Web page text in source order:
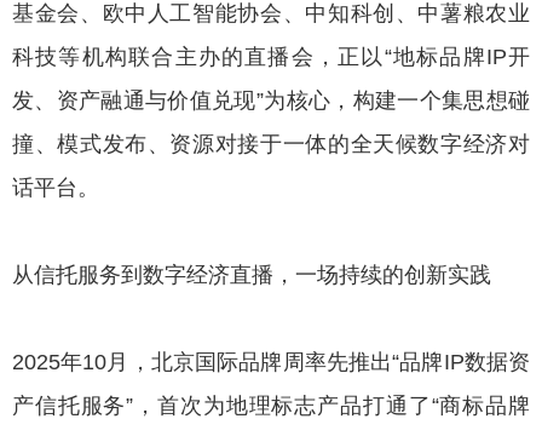
基金会、欧中人工智能协会、中知科创、中薯粮农业
科技等机构联合主办的直播会，正以“地标品牌IP开
发、资产融通与价值兑现”为核心，构建一个集思想碰
撞、模式发布、资源对接于一体的全天候数字经济对
话平台。
从信托服务到数字经济直播，一场持续的创新实践
2025年10月，北京国际品牌周率先推出“品牌IP数据资
产信托服务”，首次为地理标志产品打通了“商标品牌